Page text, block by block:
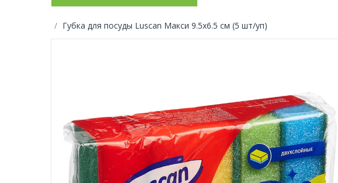
Губка для посуды Luscan Макси 9.5x6.5 см (5 шт/уп)